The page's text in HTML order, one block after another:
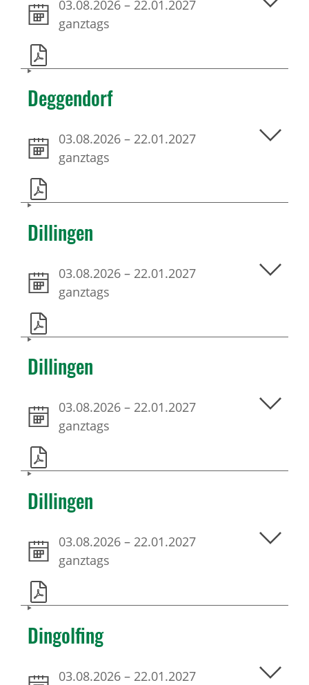
03.08.2026 – 22.01.2027
ganztags
Deggendorf
03.08.2026 – 22.01.2027
ganztags
Dillingen
03.08.2026 – 22.01.2027
ganztags
Dillingen
03.08.2026 – 22.01.2027
ganztags
Dillingen
03.08.2026 – 22.01.2027
ganztags
Dingolfing
03.08.2026 – 22.01.2027